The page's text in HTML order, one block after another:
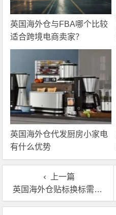
英国海外仓与FBA哪个比较
适合跨境电商卖家？
英国海外仓代发厨房小家电
有什么优势
上一篇
英国海外仓贴标换标需要注意到的细节